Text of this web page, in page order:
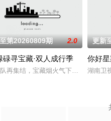
排忧解难，通过节
单# #喜欢你我也是# 第六季暖心回
第20260809期 2.0
碌寻宝藏·双人成行季
再集结，宝藏烟火气下饭脑综再度
更新
你好
湖南卫